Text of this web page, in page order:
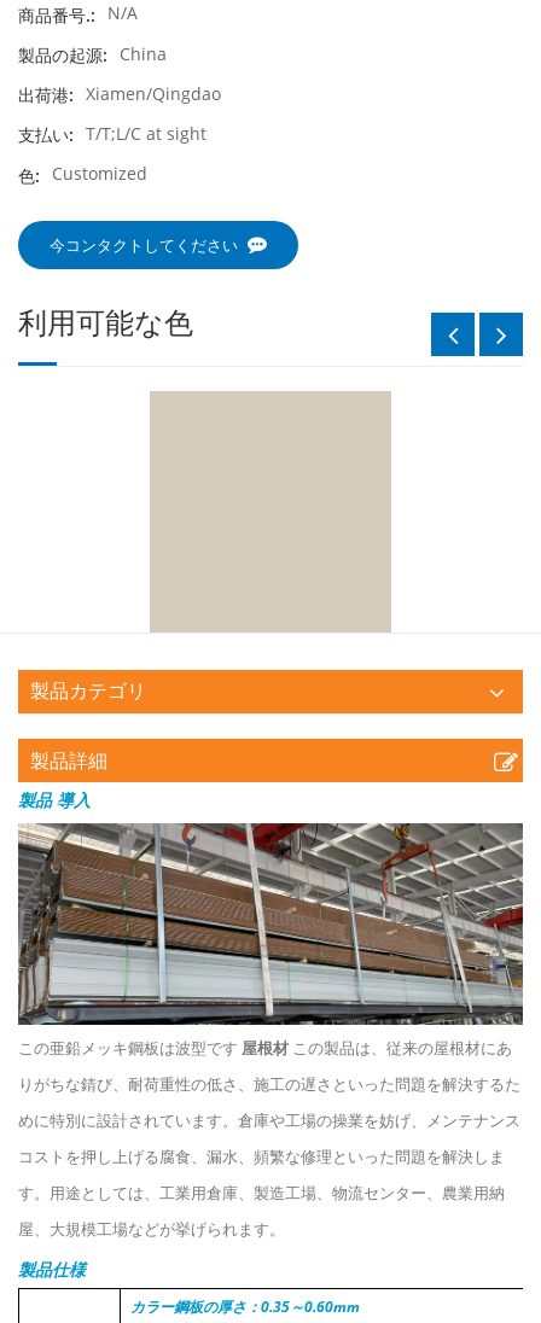
商品番号.:
N/A
製品の起源:
China
出荷港: Xiamen/Qingdao
支払い: T/T;L/C at sight
色:
Customized
今コンタクトしてください
利用可能な色
製品カテゴリ
製品詳細
製品導入
この亜鉛メッキ鋼板は波型です 屋根材 この製品は、従来の屋根材にあ
りがちな錆び、耐荷重性の低さ、施工の遅さといった問題を解決するた
めに特別に設計されています。倉庫や工場の操業を妨げ、メンテナンス
コストを押し上げる腐食、漏水、頻繁な修理といった問題を解決しま
す。用途としては、工業用倉庫、製造工場、物流センター、農業用納
屋、大規模工場などが挙げられます。
製品仕様
カラー鋼板の厚さ：0.35～0.60mm